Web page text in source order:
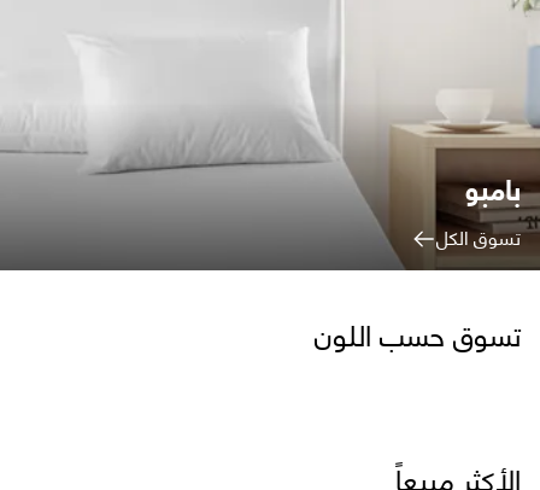
بامبو
تسوق الكل
تسوق حسب اللون
الأكثر مبيعاً